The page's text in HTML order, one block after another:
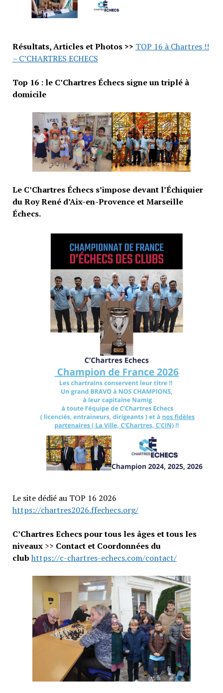
Résultats, Articles et Photos >> TOP 16 à Chartres !!
– C’CHARTRES ECHECS
Top 16 : le C’Chartres Échecs signe un triplé à
domicile
Le C’Chartres Échecs s’impose devant l’Échiquier
du Roy René d’Aix-en-Provence et Marseille
Échecs.
Le site dédié au TOP 16 2026
https://chartres2026.ffechecs.org/
C’Chartres Echecs pour tous les âges et tous les
niveaux >> Contact et Coordonnées du
club https://c-chartres-echecs.com/contact/